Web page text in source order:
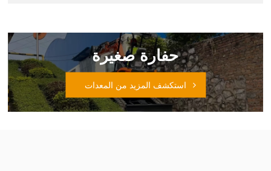
حفارة صغيرة
استكشف المزيد من المعدات